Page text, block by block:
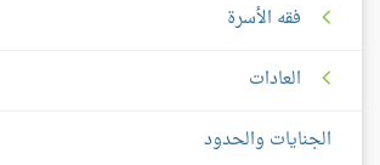
فقه الأسرة
العادات
الجنايات والحدود